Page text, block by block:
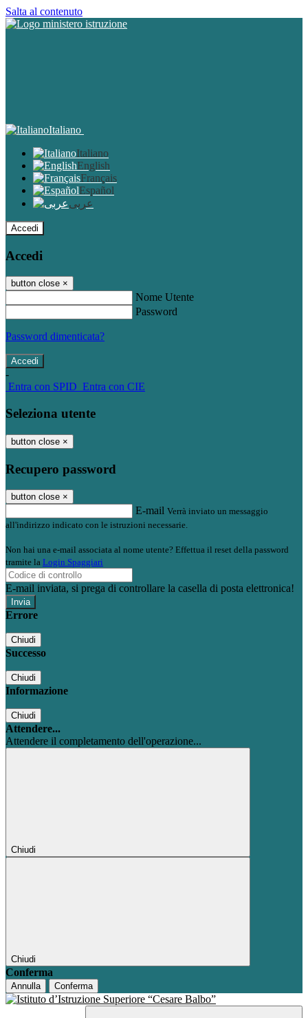
Salta al contenuto
Italiano
Italiano
English
Français
Español
عربى
Accedi
Accedi
button close ×
Nome Utente
Password
Password dimenticata?
-
Entra con SPID Entra con CIE
Seleziona utente
button close ×
Recupero password
button close ×
E-mail Verrà inviato un messaggio
all'indirizzo indicato con le istruzioni necessarie.
Non hai una e-mail associata al nome utente? Effettua il reset della password
tramite la Login Spaggiari
E-mail inviata, si prega di controllare la casella di posta elettronica!
Errore
Chiudi
Successo
Chiudi
Informazione
Chiudi
Attendere...
Attendere il completamento dell'operazione...
Chiudi
Chiudi
Conferma
Annulla Conferma